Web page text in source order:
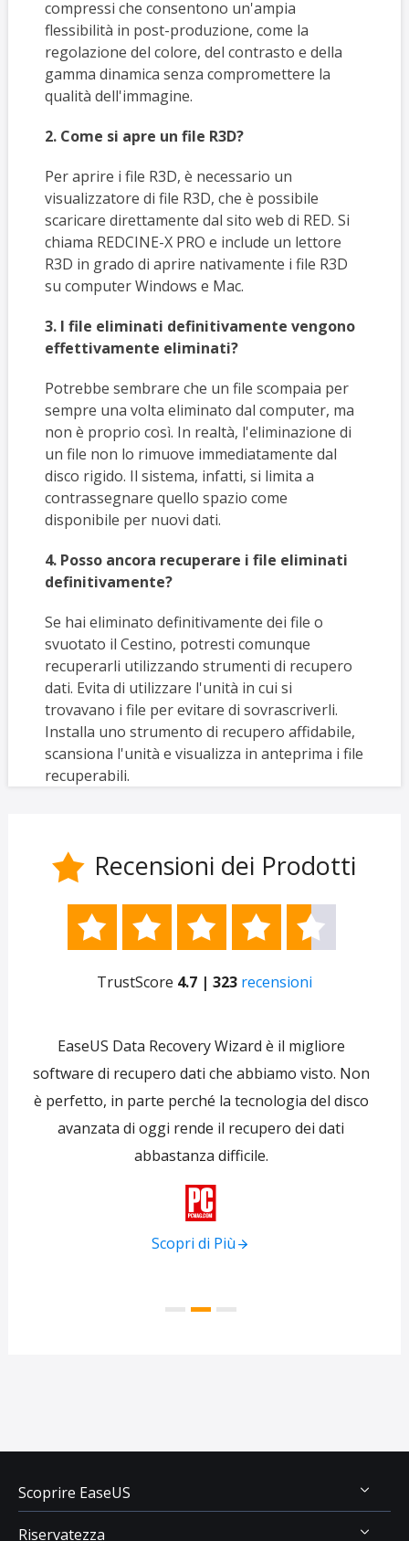
compressi che consentono un'ampia
flessibilità in post-produzione, come la
regolazione del colore, del contrasto e della
gamma dinamica senza compromettere la
qualità dell'immagine.
2. Come si apre un file R3D?
Per aprire i file R3D, è necessario un
visualizzatore di file R3D, che è possibile
scaricare direttamente dal sito web di RED. Si
chiama REDCINE-X PRO e include un lettore
R3D in grado di aprire nativamente i file R3D
su computer Windows e Mac.
3. I file eliminati definitivamente vengono
effettivamente eliminati?
Potrebbe sembrare che un file scompaia per
sempre una volta eliminato dal computer, ma
non è proprio così. In realtà, l'eliminazione di
un file non lo rimuove immediatamente dal
disco rigido. Il sistema, infatti, si limita a
contrassegnare quello spazio come
disponibile per nuovi dati.
4. Posso ancora recuperare i file eliminati
definitivamente?
Se hai eliminato definitivamente dei file o
svuotato il Cestino, potresti comunque
recuperarli utilizzando strumenti di recupero
dati. Evita di utilizzare l'unità in cui si
trovavano i file per evitare di sovrascriverli.
Installa uno strumento di recupero affidabile,
scansiona l'unità e visualizza in anteprima i file
recuperabili.
 Recensioni dei Prodotti
    
TrustScore 4.7 | 323 recensioni
EaseUS Data Recovery Wizard è il migliore
software di recupero dati che abbiamo visto. Non
è perfetto, in parte perché la tecnologia del disco
avanzata di oggi rende il recupero dei dati
abbastanza difficile.

Scopri di Più
Scoprire EaseUS
Riservatezza